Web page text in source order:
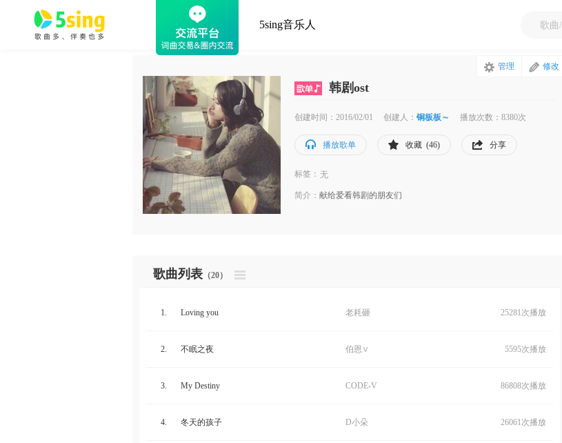
5sing音乐人
韩剧ost
创建时间： 2016/02/01 创建人： 铜板板～ 播放次数：8380次
播放歌单 收藏 (46) 分享
标签： 无
简介： 献给爱看韩剧的朋友们
管理 修改
歌曲列表 （20）
1. Loving you 老耗砸 25281次播放
2. 不眠之夜 伯恩∨ 5595次播放
3. My Destiny CODE-V 86808次播放
4. 冬天的孩子 D小朵 26061次播放